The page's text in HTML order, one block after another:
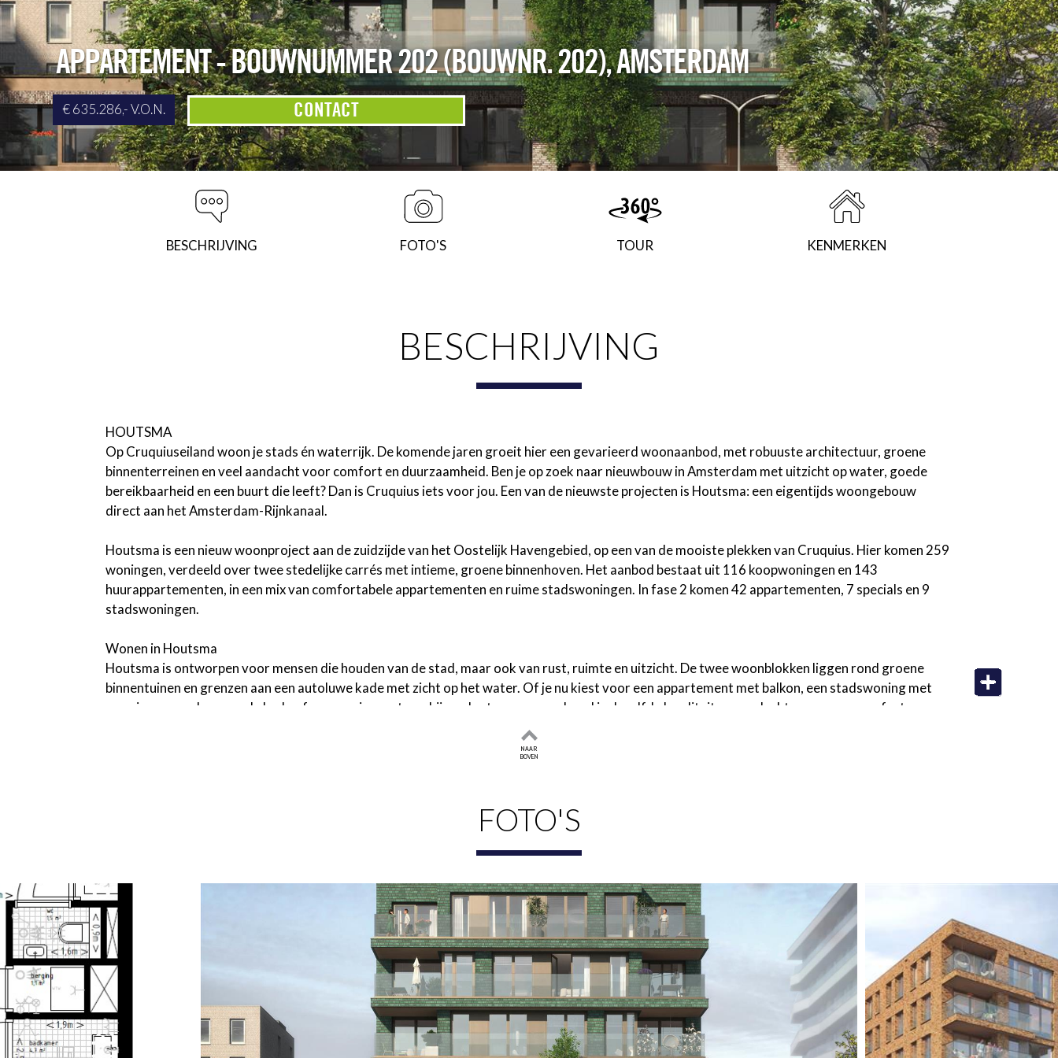
APPARTEMENT - BOUWNUMMER 202 (BOUWNR. 202),AMSTERDAM
€ 635.286,- V.O.N. CONTACT
BESCHRIJVING FOTO'S TOUR KENMERKEN
BESCHRIJVING
HOUTSMA
Op Cruquiuseiland woon je stads én waterrijk. De komende jaren groeit hier een gevarieerd woonaanbod, met robuuste architectuur, groene
binnenterreinen en veel aandacht voor comfort en duurzaamheid. Ben je op zoek naar nieuwbouw in Amsterdam met uitzicht op water, goede
bereikbaarheid en een buurt die leeft? Dan is Cruquius iets voor jou. Een van de nieuwste projecten is Houtsma: een eigentijds woongebouw
direct aan het Amsterdam-Rijnkanaal.
Houtsma is een nieuw woonproject aan de zuidzijde van het Oostelijk Havengebied, op een van de mooiste plekken van Cruquius. Hier komen 259
woningen, verdeeld over twee stedelijke carrés met intieme, groene binnenhoven. Het aanbod bestaat uit 116 koopwoningen en 143
huurappartementen, in een mix van comfortabele appartementen en ruime stadswoningen. In fase 2 komen 42 appartementen, 7 specials en 9
stadswoningen.
Wonen in Houtsma
Houtsma is ontworpen voor mensen die houden van de stad, maar ook van rust, ruimte en uitzicht. De twee woonblokken liggen rond groene
binnentuinen en grenzen aan een autoluwe kade met zicht op het water. Of je nu kiest voor een appartement met balkon, een stadswoning met
een eigen voordeur aan de kade of een woning met een bijzonder terras: overal voel je dezelfde kwaliteit en aandacht voor wooncomfort.
De woonoppervlaktes variëren van 63 tot 88 m². In de ondergelegen parkeergarage is voor de meeste koopappartementen een gereserveerde
hoogwaardige keuken met moderne apparatuur en een afwerking die past bij jouw woonstijl. De badkamers en toiletten zijn ingericht door Tortu,
met kwalitatief sanitair en tegelwerk in rustige, natuurlijke tinten.
Omschrijving woningtype Type 25
Dit type 3-kamerappartement van circa 77 m2 komt voor op de 2e tot en met de 6e verdieping van Houtsma Noord. Vanuit het appartement kijk
je schuin op het Amsterdam-Rijnkanaal. De living met open keuken is bijzonder ruim. Er is ruimte genoeg voor een lange eettafel en een fijne
zithoek om te loungen. De keuken kun je naar eigen wens inrichten. Denk aan een rechte keuken, een hoekkeuken of een eilandkeuken. Aan de
living en slaapkamers ligt het balkon op het noorden, met een schuifpui waardoor buiten en binnen in elkaar overvloeien. Het appartement heeft
twee slaapkamers en is ingedeeld met een apart toilet en een badkamer met inloopdouche en brede wastafel. Verder zijn er twee bergkasten. In
NAAR
BOVEN
FOTO'S